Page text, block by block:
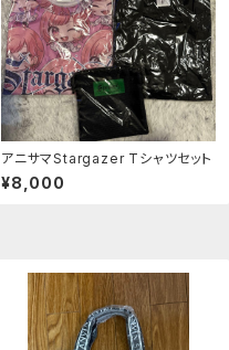
アニサマStargazer Tシャツセット
¥8,000